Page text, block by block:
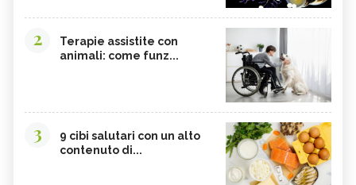
2
Terapie assistite con
animali: come funz...
3
9 cibi salutari con un alto
contenuto di...